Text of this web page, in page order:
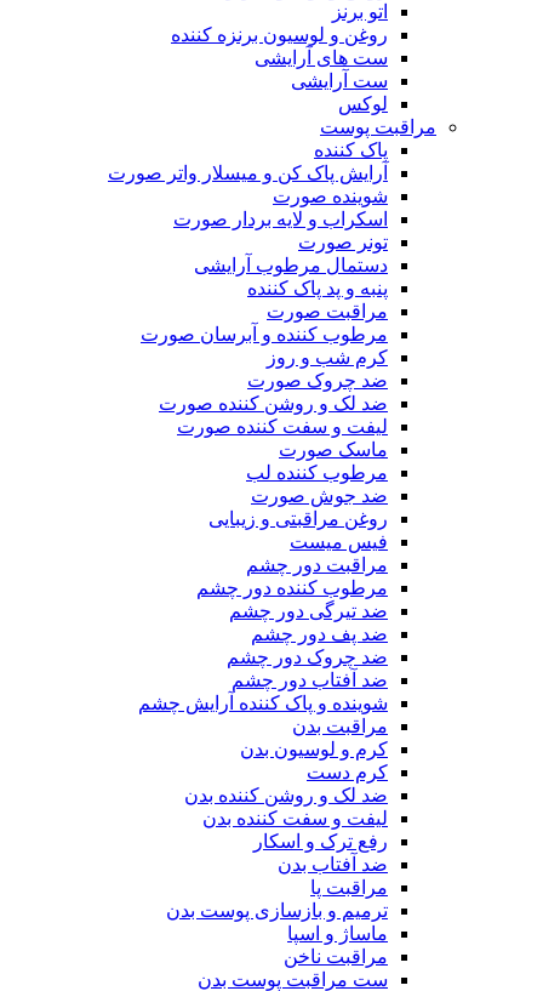
اتو برنز
روغن و لوسیون برنزه کننده
ست های آرایشی
ست آرایشی
لوکس
مراقبت پوست
پاک کننده
آرایش پاک کن و میسلار واتر صورت
شوینده صورت
اسکراب و لایه بردار صورت
تونر صورت
دستمال مرطوب آرایشی
پنبه و پد پاک کننده
مراقبت صورت
مرطوب کننده و آبرسان صورت
کرم شب و روز
ضد چروک صورت
ضد لک و روشن کننده صورت
لیفت و سفت کننده صورت
ماسک صورت
مرطوب کننده لب
ضد جوش صورت
روغن مراقبتی و زیبایی
فیس میست
مراقبت دور چشم
مرطوب کننده دور چشم
ضد تیرگی دور چشم
ضد پف دور چشم
ضد چروک دور چشم
ضد آفتاب دور چشم
شوینده و پاک کننده آرایش چشم
مراقبت بدن
کرم و لوسیون بدن
کرم دست
ضد لک و روشن کننده بدن
لیفت و سفت کننده بدن
رفع ترک و اسکار
ضد آفتاب بدن
مراقبت پا
ترمیم و بازسازی پوست بدن
ماساژ و اسپا
مراقبت ناخن
ست مراقبت پوست بدن